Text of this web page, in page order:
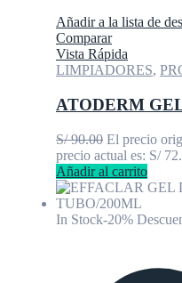
Añadir a la lista de
Comparar
Vista Rápida
LIMPIADORES,
ATODERM
S/90.00 El precio
precio actual es: S/
Añadir al carrito
In Stock-20%